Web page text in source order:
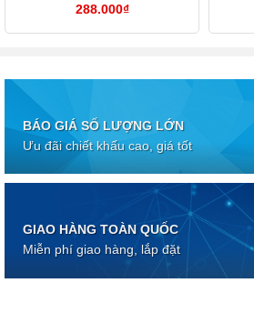
288.000₫
BÁO GIÁ SỐ LƯỢNG LỚN
Ưu đãi chiết khấu cao, giá tốt
GIAO HÀNG TOÀN QUỐC
Miễn phí giao hàng, lắp đặt